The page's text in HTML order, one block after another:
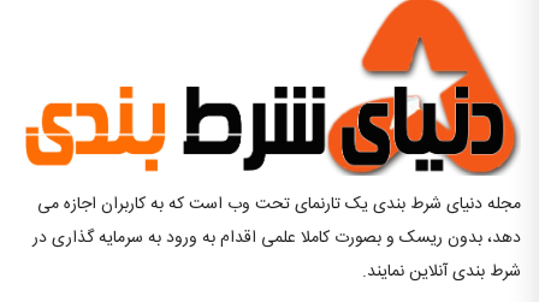
مجله دنیای شرط بندی یک تارنمای تحت وب است که به کاربران اجازه می
دهد، بدون ریسک و بصورت کاملا علمی اقدام به ورود به سرمایه گذاری در
شرط بندی آنلاین نمایند.